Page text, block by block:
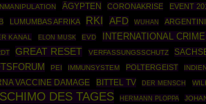
ÄGYPTEN CORONAKRISE EVENT
LUMUMBAS AFRIKA RKI AFD WUHAN
KANAL ELON MUSK EVD
INTERNATIONAL
GREAT RESET VERFASSUNGSSCHUTZ
PEI IMMUNSYSTEM POLTERGEIST
VACCINE DAMAGE BITTEL TV DER MENSCH
DES TAGES HERMANN PLOPPA